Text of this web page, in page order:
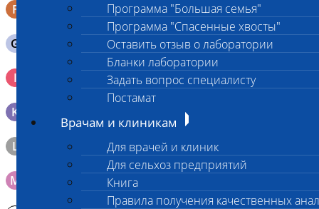
Программа "Большая семья"
Программа "Спасенные хвосты"
Оставить отзыв о лаборатории
Бланки лаборатории
Задать вопрос специалисту
Постамат
Врачам и клиникам
Для врачей и клиник
Для сельхоз предприятий
Книга
Правила получения качественных
F Кал в контейнере с ложечкой
G Содержимое желудка 10-30 мл
I
Кровь 2-3 мл. на фильтр-бумаге, высушенная для
генетических исследований
K Образец тканей в контейнере с 10% раствором формалина
L Материал берется только в лаборатории!
M Мазок на стекло